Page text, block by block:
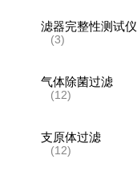
滤器完整性测试仪
(3)
气体除菌过滤
(12)
支原体过滤
(12)